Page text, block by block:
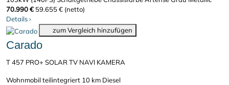
70.990 € 59.655 € (netto)
Details›
zum Vergleich hinzufügen
Carado
T 457 PRO+ SOLAR TV NAVI KAMERA
Wohnmobil teilintegriert 10 km Diesel